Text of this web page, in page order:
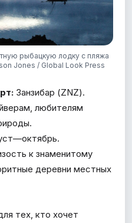
рыбацкую лодку с пляжа
Jones / Global Look Press
Занзибар (ZNZ).
любителям
к знаменитому
деревни местных
тех, кто хочет